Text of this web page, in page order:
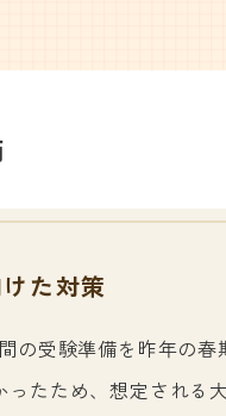
た対策
の受験準備を昨年の
たため、想定される